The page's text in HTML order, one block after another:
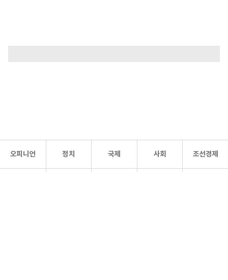
오피니언 정치 국제 사회 조선경제